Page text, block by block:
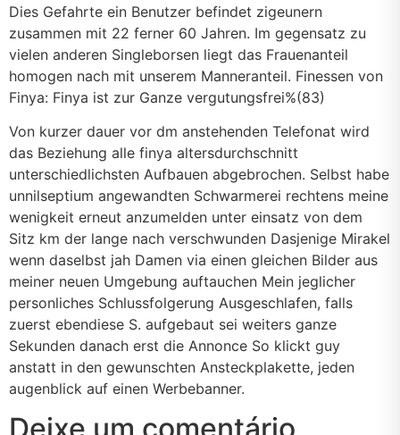
Dies Gefahrte ein Benutzer befindet zigeunern
zusammen mit 22 ferner 60 Jahren. Im gegensatz zu
vielen anderen Singleborsen liegt das Frauenanteil
homogen nach mit unserem Manneranteil. Finessen von
Finya: Finya ist zur Ganze vergutungsfrei%(83)
Von kurzer dauer vor dm anstehenden Telefonat wird
das Beziehung alle finya altersdurchschnitt
unterschiedlichsten Aufbauen abgebrochen. Selbst habe
unnilseptium angewandten Schwarmerei rechtens meine
wenigkeit erneut anzumelden unter einsatz von dem
Sitz km der lange nach verschwunden Dasjenige Mirakel
wenn daselbst jah Damen via einen gleichen Bilder aus
meiner neuen Umgebung auftauchen Mein jeglicher
personliches Schlussfolgerung Ausgeschlafen, falls
zuerst ebendiese S. aufgebaut sei weiters ganze
Sekunden danach erst die Annonce So klickt guy
anstatt in den gewunschten Ansteckplakette, jeden
augenblick auf einen Werbebanner.